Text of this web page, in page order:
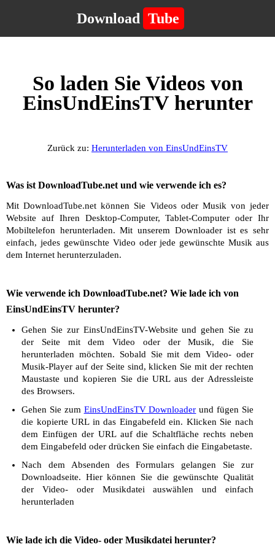
Download Tube
So laden Sie Videos von
EinsUndEinsTV herunter
Zurück zu: Herunterladen von EinsUndEinsTV
Was ist DownloadTube.net und wie verwende ich es?
Mit DownloadTube.net können Sie Videos oder Musik von jeder
Website auf Ihren Desktop-Computer, Tablet-Computer oder Ihr
Mobiltelefon herunterladen. Mit unserem Downloader ist es sehr
einfach, jedes gewünschte Video oder jede gewünschte Musik aus
dem Internet herunterzuladen.
Wie verwende ich DownloadTube.net? Wie lade ich von
EinsUndEinsTV herunter?
Gehen Sie zur EinsUndEinsTV-Website und gehen Sie zu
der Seite mit dem Video oder der Musik, die Sie
herunterladen möchten. Sobald Sie mit dem Video- oder
Musik-Player auf der Seite sind, klicken Sie mit der rechten
Maustaste und kopieren Sie die URL aus der Adressleiste
des Browsers.
Gehen Sie zum EinsUndEinsTV Downloader und fügen Sie
die kopierte URL in das Eingabefeld ein. Klicken Sie nach
dem Einfügen der URL auf die Schaltfläche rechts neben
dem Eingabefeld oder drücken Sie einfach die Eingabetaste.
Nach dem Absenden des Formulars gelangen Sie zur
Downloadseite. Hier können Sie die gewünschte Qualität
der Video- oder Musikdatei auswählen und einfach
herunterladen
Wie lade ich die Video- oder Musikdatei herunter?